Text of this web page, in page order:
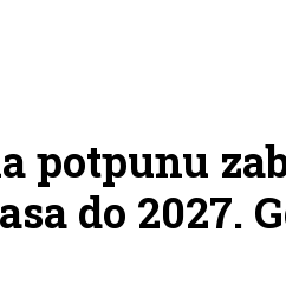
potpunu
do 2027.